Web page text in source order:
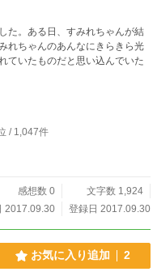
た。ある日、すみれちゃんが結
れちゃんのあんなにきらきら光
ていたものだと思い込んでいた
/ 1,047件
感想数 0
文字数 1,924
2017.09.30
登録日 2017.09.30
お気に入り追加 2